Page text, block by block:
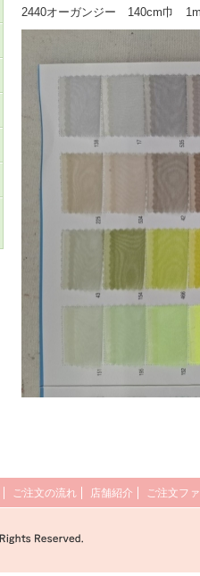
2440オーガンジー 140cm巾 1m
ご注文の流れ 店舗紹介 ご注文フ